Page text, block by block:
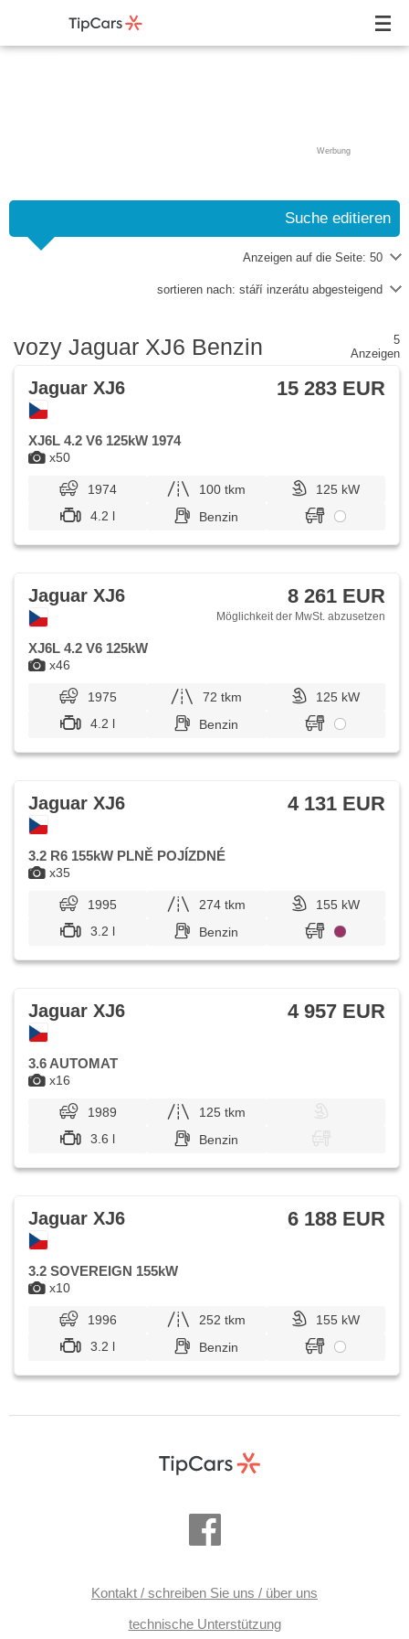
Werbung
Suche editieren
Anzeigen auf die Seite: 50
sortieren nach: stáří inzerátu abgesteigend
vozy Jaguar XJ6 Benzin
5
Anzeigen
x50
Jaguar XJ6 15 283 EUR
XJ6L 4.2 V6 125kW 1974
1974 100 tkm
125 kW
4.2 l
Benzin
x46
Jaguar XJ6 8 261 EUR
Möglichkeit der MwSt. abzusetzen
XJ6L 4.2 V6 125kW
1975 72 tkm
125 kW
4.2 l
Benzin
x35
Jaguar XJ6 4 131 EUR
3.2 R6 155kW PLNĚ POJÍZDNÉ
1995 274 tkm
155 kW
3.2 l
Benzin
x16
Jaguar XJ6 4 957 EUR
3.6 AUTOMAT
1989
125 tkm
3.6 l
Benzin
x10
Jaguar XJ6 6 188 EUR
3.2 SOVEREIGN 155kW
1996 252 tkm
155 kW
3.2 l
Benzin
Kontakt / schreiben Sie uns / über uns
technische Unterstützung